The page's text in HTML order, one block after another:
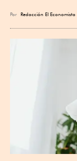
Por Redacción El Economista